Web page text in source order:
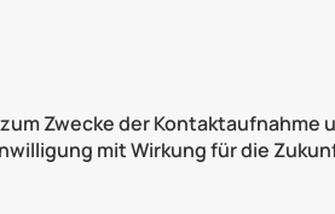
Zwecke der Kontaktaufnahme
mit Wirkung für die